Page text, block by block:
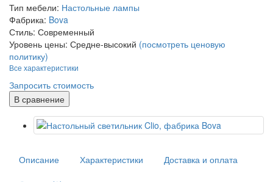
Тип мебели: Настольные лампы
Фабрика: Bova
Стиль: Современный
Уровень цены: Средне-высокий (посмотреть ценовую
политику)
Все характеристики
Запросить стоимость
В сравнение
Описание Характеристики Доставка и оплата